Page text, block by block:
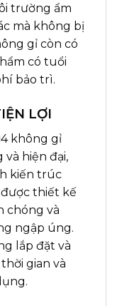
trường ẩm
mà không bị
gỉ còn có
có tuổi
bảo trì.
LỢI
không gỉ
hiện đại,
kiến trúc
được thiết kế
chóng và
ngập úng.
lắp đặt và
gian và